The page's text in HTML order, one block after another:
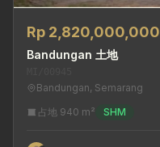
Rp 2,820,000,000
Bandungan 土地
Bandungan, Semarang
占地 940 m²
SHM